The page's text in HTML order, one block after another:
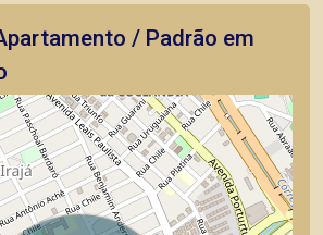
/ Padrão em